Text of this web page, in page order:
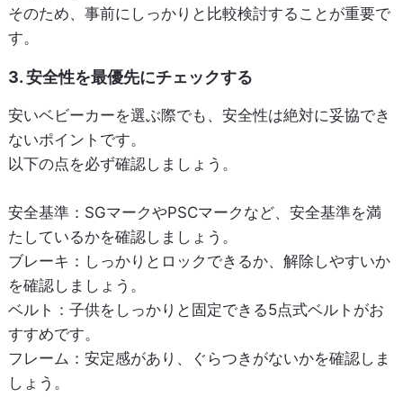
そのため、事前にしっかりと比較検討することが重要で
す。
3. 安全性を最優先にチェックする
安いベビーカーを選ぶ際でも、安全性は絶対に妥協でき
ないポイントです。
以下の点を必ず確認しましょう。
安全基準：SGマークやPSCマークなど、安全基準を満
たしているかを確認しましょう。
ブレーキ ：しっかりとロックできるか、解除しやすいか
を確認しましょう。
ベルト ：子供をしっかりと固定できる5点式ベルトがお
すすめです。
フレーム ：安定感があり、ぐらつきがないかを確認しま
しょう。